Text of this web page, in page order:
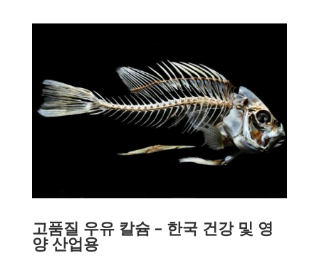
고품질 우유 칼슘 – 한국 건강 및 영
양 산업용